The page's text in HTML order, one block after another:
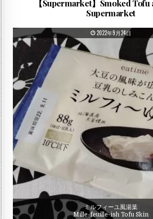
【Supermarket】Smoked Tofu
Supermarket
PUBLISHED DATE:
2022年9月24日
ミルフィーユ風湯葉
Mille-feuille-ish Tofu Skin